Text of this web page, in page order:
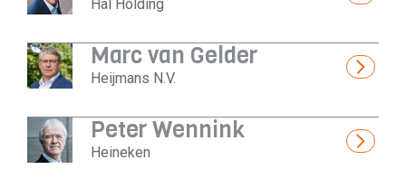
Hal Holding
Marc van Gelder
Heijmans N.V.
Peter Wennink
Heineken